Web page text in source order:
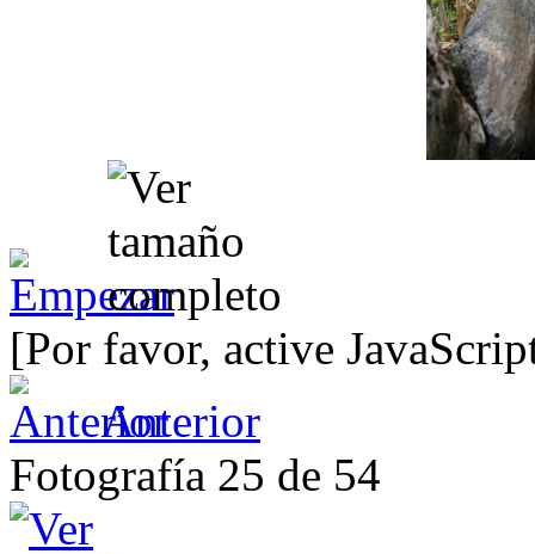
[Por favor, active
Anterior
Fotografía 25 de 54